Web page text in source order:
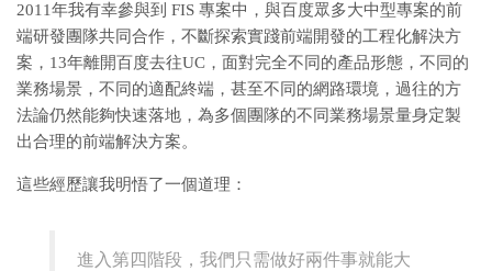
2011年我有幸參與到 FIS 專案中，與百度眾多大中型專案的前
端研發團隊共同合作，不斷探索實踐前端開發的工程化解決方
案，13年離開百度去往UC，面對完全不同的產品形態，不同的
業務場景，不同的適配終端，甚至不同的網路環境，過往的方
法論仍然能夠快速落地，為多個團隊的不同業務場景量身定製
出合理的前端解決方案。
這些經歷讓我明悟了一個道理：
進入第四階段，我們只需做好兩件事就能大